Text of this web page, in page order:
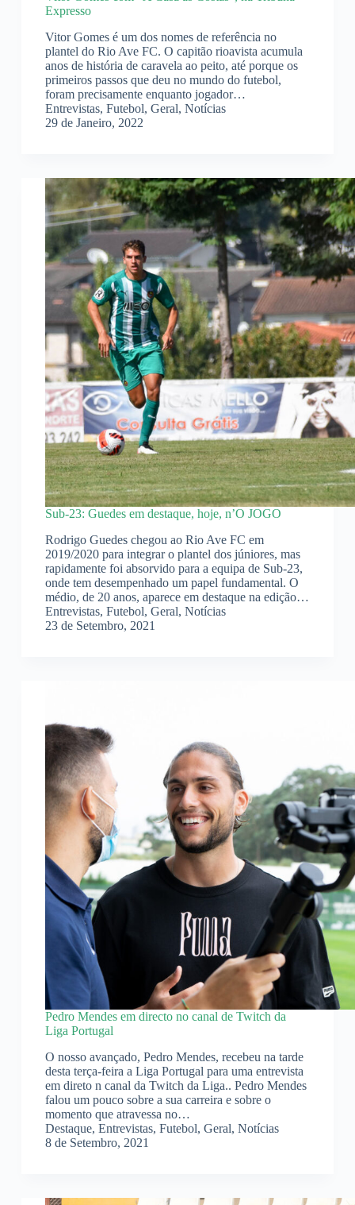
Expresso
Vitor Gomes é um dos nomes de referência no
plantel do Rio Ave FC. O capitão rioavista acumula
anos de história de caravela ao peito, até porque os
primeiros passos que deu no mundo do futebol,
foram precisamente enquanto jogador…
Entrevistas, Futebol, Geral, Notícias
29 de Janeiro, 2022
Sub-23: Guedes em destaque, hoje, n’O JOGO
Rodrigo Guedes chegou ao Rio Ave FC em
2019/2020 para integrar o plantel dos júniores, mas
rapidamente foi absorvido para a equipa de Sub-23,
onde tem desempenhado um papel fundamental. O
médio, de 20 anos, aparece em destaque na edição…
Entrevistas, Futebol, Geral, Notícias
23 de Setembro, 2021
Pedro Mendes em directo no canal de Twitch da
Liga Portugal
O nosso avançado, Pedro Mendes, recebeu na tarde
desta terça-feira a Liga Portugal para uma entrevista
em direto n canal da Twitch da Liga.. Pedro Mendes
falou um pouco sobre a sua carreira e sobre o
momento que atravessa no…
Destaque, Entrevistas, Futebol, Geral, Notícias
8 de Setembro, 2021